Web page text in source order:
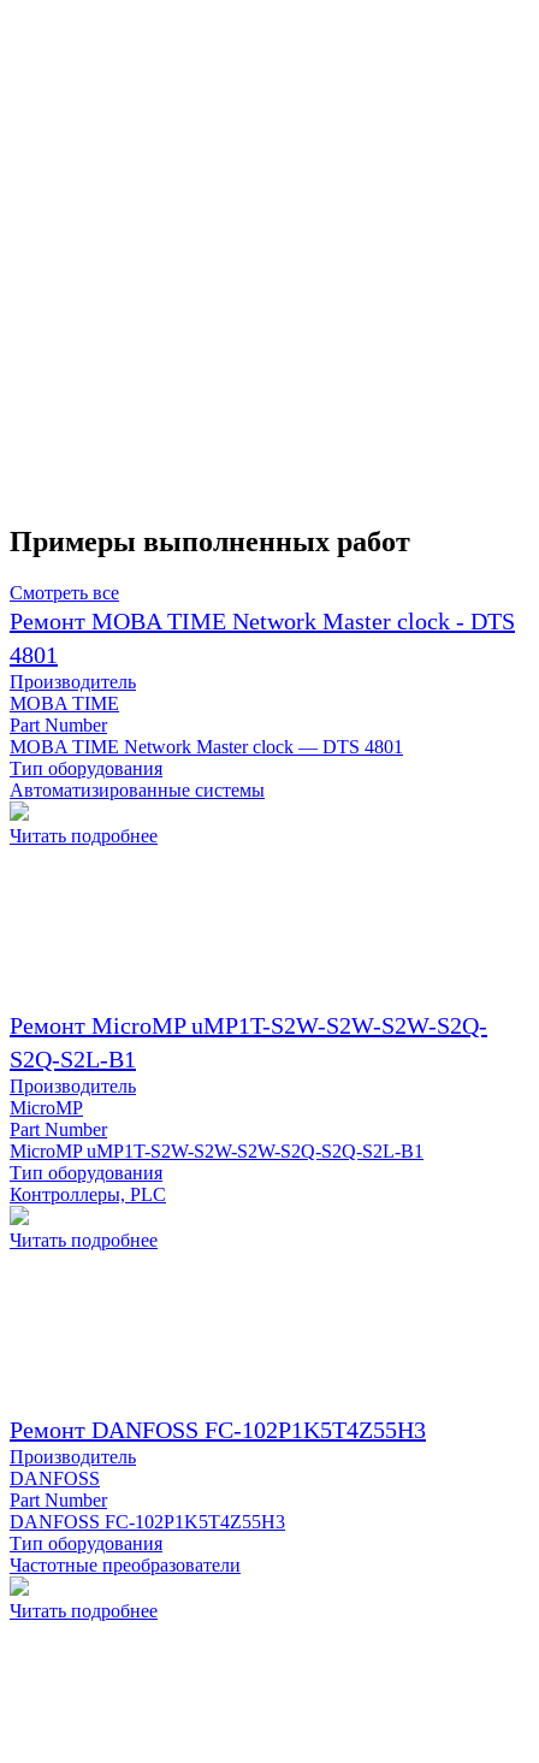
Примеры выполненных работ
Смотреть все
Ремонт MOBA TIME Network Master clock - DTS
4801
Производитель
MOBA TIME
Part Number
MOBA TIME Network Master clock — DTS 4801
Тип оборудования
Автоматизированные системы
Читать подробнее
Ремонт MicroMP uMP1T-S2W-S2W-S2W-S2Q-
S2Q-S2L-B1
Производитель
MicroMP
Part Number
MicroMP uMP1T-S2W-S2W-S2W-S2Q-S2Q-S2L-B1
Тип оборудования
Контроллеры, PLC
Читать подробнее
Ремонт DANFOSS FC-102P1K5T4Z55H3
Производитель
DANFOSS
Part Number
DANFOSS FC-102P1K5T4Z55H3
Тип оборудования
Частотные преобразователи
Читать подробнее